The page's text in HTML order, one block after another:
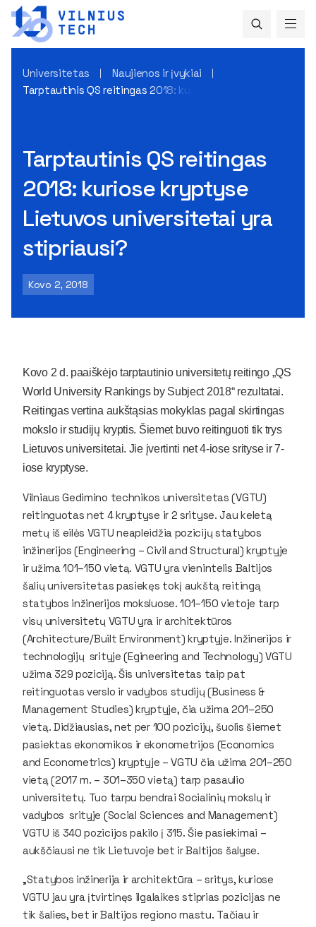
Universitetas
Naujienos ir įvykiai
Tarptautinis QS reitingas 2018: kuriose kryptyse Lietuvos
Tarptautinis QS reitingas
2018: kuriose kryptyse
Lietuvos universitetai yra
stipriausi?
Kovo 2, 2018
Kovo 2 d. paaiškėjo tarptautinio universitetų reitingo „QS
World University Rankings by Subject 2018“ rezultatai.
Reitingas vertina aukštąsias mokyklas pagal skirtingas
mokslo ir studijų kryptis. Šiemet buvo reitinguoti tik trys
Lietuvos universitetai. Jie įvertinti net 4-iose srityse ir 7-
iose kryptyse.
Vilniaus Gedimino technikos universitetas (VGTU)
reitinguotas net 4 kryptyse ir 2 srityse. Jau keletą
metų iš eilės VGTU neapleidžia pozicijų statybos
inžinerijos (Engineering – Civil and Structural) kryptyje
ir užima 101–150 vietą. VGTU yra vienintelis Baltijos
šalių universitetas pasiekęs tokį aukštą reitingą
statybos inžinerijos moksluose. 101–150 vietoje tarp
visų universitetų VGTU yra ir architektūros
(Architecture/Built Environment) kryptyje. Inžinerijos ir
technologijų srityje (Egineering and Technology) VGTU
užima 329 poziciją. Šis universitetas taip pat
reitinguotas verslo ir vadybos studijų (Business &
Management Studies) kryptyje, čia užima 201–250
vietą. Didžiausias, net per 100 pozicijų, šuolis šiemet
pasiektas ekonomikos ir ekonometrijos (Economics
and Econometrics) kryptyje – VGTU čia užima 201–250
vietą (2017 m. – 301–350 vietą) tarp pasaulio
universitetų. Tuo tarpu bendrai Socialinių mokslų ir
vadybos srityje (Social Sciences and Management)
VGTU iš 340 pozicijos pakilo į 315. Šie pasiekimai –
aukščiausi ne tik Lietuvoje bet ir Baltijos šalyse.
„Statybos inžinerija ir architektūra – sritys, kuriose
VGTU jau yra įtvirtinęs ilgalaikes stiprias pozicijas ne
tik šalies, bet ir Baltijos regiono mastu. Tačiau ir